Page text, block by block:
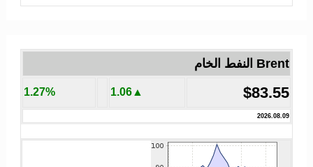
Brent النفط الخام
$83.55
▲1.06
1.27%
2026.08.09